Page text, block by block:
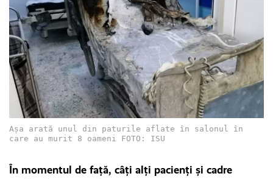
Așa arată unul din paturile aflate în salonul în
care au murit 8 oameni FOTO: ISU
În momentul de față, câți alți pacienți și cadre